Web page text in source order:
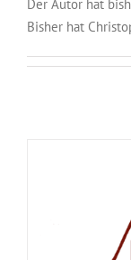
Der Autor hat
Bisher hat